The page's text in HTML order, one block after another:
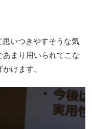
思いつきやすそうな気
あまり用いられてこな
けます。